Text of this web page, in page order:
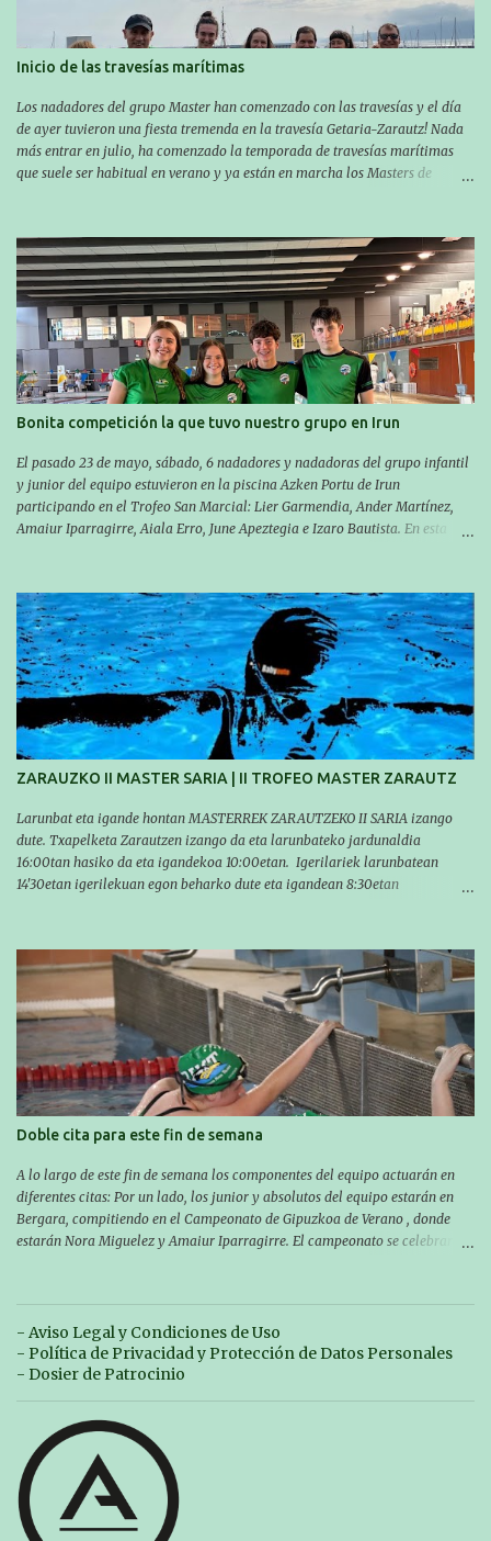
Inicio de las travesías marítimas
Los nadadores del grupo Master han comenzado con las travesías y el día
de ayer tuvieron una fiesta tremenda en la travesía Getaria-Zarautz! Nada
más entrar en julio, ha comenzado la temporada de travesías marítimas
que suele ser habitual en verano y ya están en marcha los Masters de
próxima cita. Para empezar, el 13 de julio, Manu Santos participó en la
XXXVIII. Travesía a nado de Ondarroa y recorrió una distancia de 1600
metros en 28 minutos y 30 segundos. Al día siguiente, Manu Santos y su
compañero Asier Gorostegi participaron en la V. San Antón Bira. En esta
travesía se realiza un recorrido desde la playa de Gaztetape hasta la playa
de Malkorbe, pero debido al estado del mar de aquel día, la organización
decidió hacerlo en el interior de la bahía de la playa de Malkorbe. Así,
Asier completó el recorrido en 29 minutos y 30 segundos, c...
Bonita competición la que tuvo nuestro grupo en Irun
El pasado 23 de mayo, sábado, 6 nadadores y nadadoras del grupo infantil
y junior del equipo estuvieron en la piscina Azken Portu de Irun
participando en el Trofeo San Marcial: Lier Garmendia, Ander Martínez,
Amaiur Iparragirre, Aiala Erro, June Apeztegia e Izaro Bautista. En esta
marcas. A pesar de no conseguir marca, pasaron una tarde muy buena y
sirvió para reforzar su experiencia. La mayoría ya ha terminado la
temporada, pero seguiremos trabajando con quienes están en la recta final,
trabajando para que cada uno consiga sus objetivos personales. BRNPWR!
ZARAUZKO II MASTER SARIA | II TROFEO MASTER ZARAUTZ
Larunbat eta igande hontan MASTERREK ZARAUTZEKO II SARIA izango
dute. Txapelketa Zarautzen izango da eta larunbateko jardunaldia
16:00tan hasiko da eta igandekoa 10:00etan. Igerilariek larunbatean
14'30etan igerilekuan egon beharko dute eta igandean 8:30etan
domingo los MASTERS tendrán el II TROFEO MASTER DE ZARAUTZ. La
competición se celebrará en Zarautz a las 16:00 la jornada del sabado y a
las 10:00 la del domingo. Los/las nadadores/as tendrán que estar en la
piscina a las 14:30 el sabado y a las 8:30 el domingo (polideportivo
Aritzbatalde). SERIES
Doble cita para este fin de semana
A lo largo de este fin de semana los componentes del equipo actuarán en
diferentes citas: Por un lado, los junior y absolutos del equipo estarán en
Bergara, compitiendo en el Campeonato de Gipuzkoa de Verano , donde
estarán Nora Miguelez y Amaiur Iparragirre. El campeonato se celebrará
sábado por la tarde a las 16:30. Por otro lado, otro grupo pequeño actuará
en el polideportivo Antzizar de Beasain en el XXIIIº memorial Leire
Contreras , en una mañana popular festiva organizada por el club Igartza.
Las pruebas empezarán a las 10:30, a las 11:30 habrá pruebas populares
participantes. Toda la información sobre convocatorias y competiciones la
encontraréis en nuestra web, en el siguiente enlace:
https://www.es.buruntzaldeaikt.eus/competici%C3%B3n/egutegia#h.9xisch
p06awl ¡Mucha suert...
- Aviso Legal y Condiciones de Uso
- Política de Privacidad y Protección de Datos Personales
- Dosier de Patrocinio